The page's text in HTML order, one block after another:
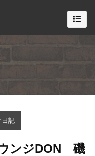
日記
ウンジDON 磯